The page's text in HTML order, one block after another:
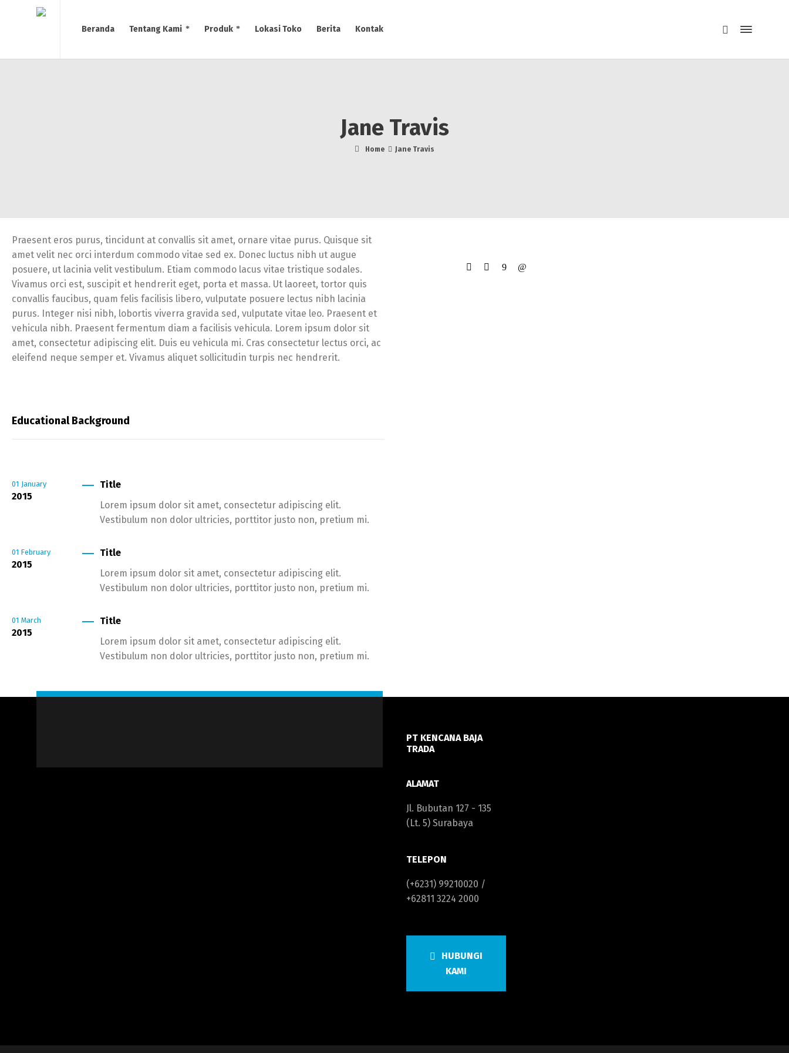
Beranda Tentang Kami Produk Lokasi Toko Berita Kontak
Jane Travis
Home Jane Travis
Praesent eros purus, tincidunt at convallis sit amet, ornare vitae purus. Quisque sit
amet velit nec orci interdum commodo vitae sed ex. Donec luctus nibh ut augue
posuere, ut lacinia velit vestibulum. Etiam commodo lacus vitae tristique sodales.
Vivamus orci est, suscipit et hendrerit eget, porta et massa. Ut laoreet, tortor quis
convallis faucibus, quam felis facilisis libero, vulputate posuere lectus nibh lacinia
purus. Integer nisi nibh, lobortis viverra gravida sed, vulputate vitae leo. Praesent et
vehicula nibh. Praesent fermentum diam a facilisis vehicula. Lorem ipsum dolor sit
amet, consectetur adipiscing elit. Duis eu vehicula mi. Cras consectetur lectus orci, ac
eleifend neque semper et. Vivamus aliquet sollicitudin turpis nec hendrerit.
Educational Background
01 January
2015
Title
Lorem ipsum dolor sit amet, consectetur adipiscing elit.
Vestibulum non dolor ultricies, porttitor justo non, pretium mi.
01 February
2015
Title
Lorem ipsum dolor sit amet, consectetur adipiscing elit.
Vestibulum non dolor ultricies, porttitor justo non, pretium mi.
01 March
2015
Title
Lorem ipsum dolor sit amet, consectetur adipiscing elit.
Vestibulum non dolor ultricies, porttitor justo non, pretium mi.
PT KENCANA BAJA
TRADA
ALAMAT
Jl. Bubutan 127 - 135
(Lt. 5) Surabaya
TELEPON
(+6231) 99210020 /
+62811 3224 2000
HUBUNGI
KAMI